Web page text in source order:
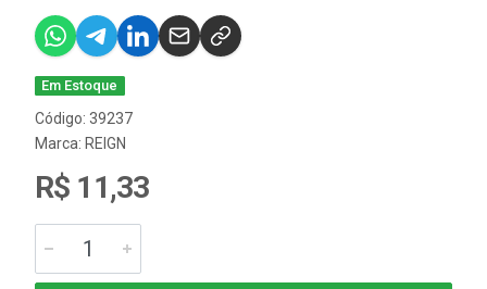
Em Estoque
Código: 39237
Marca: REIGN
R$ 11,33